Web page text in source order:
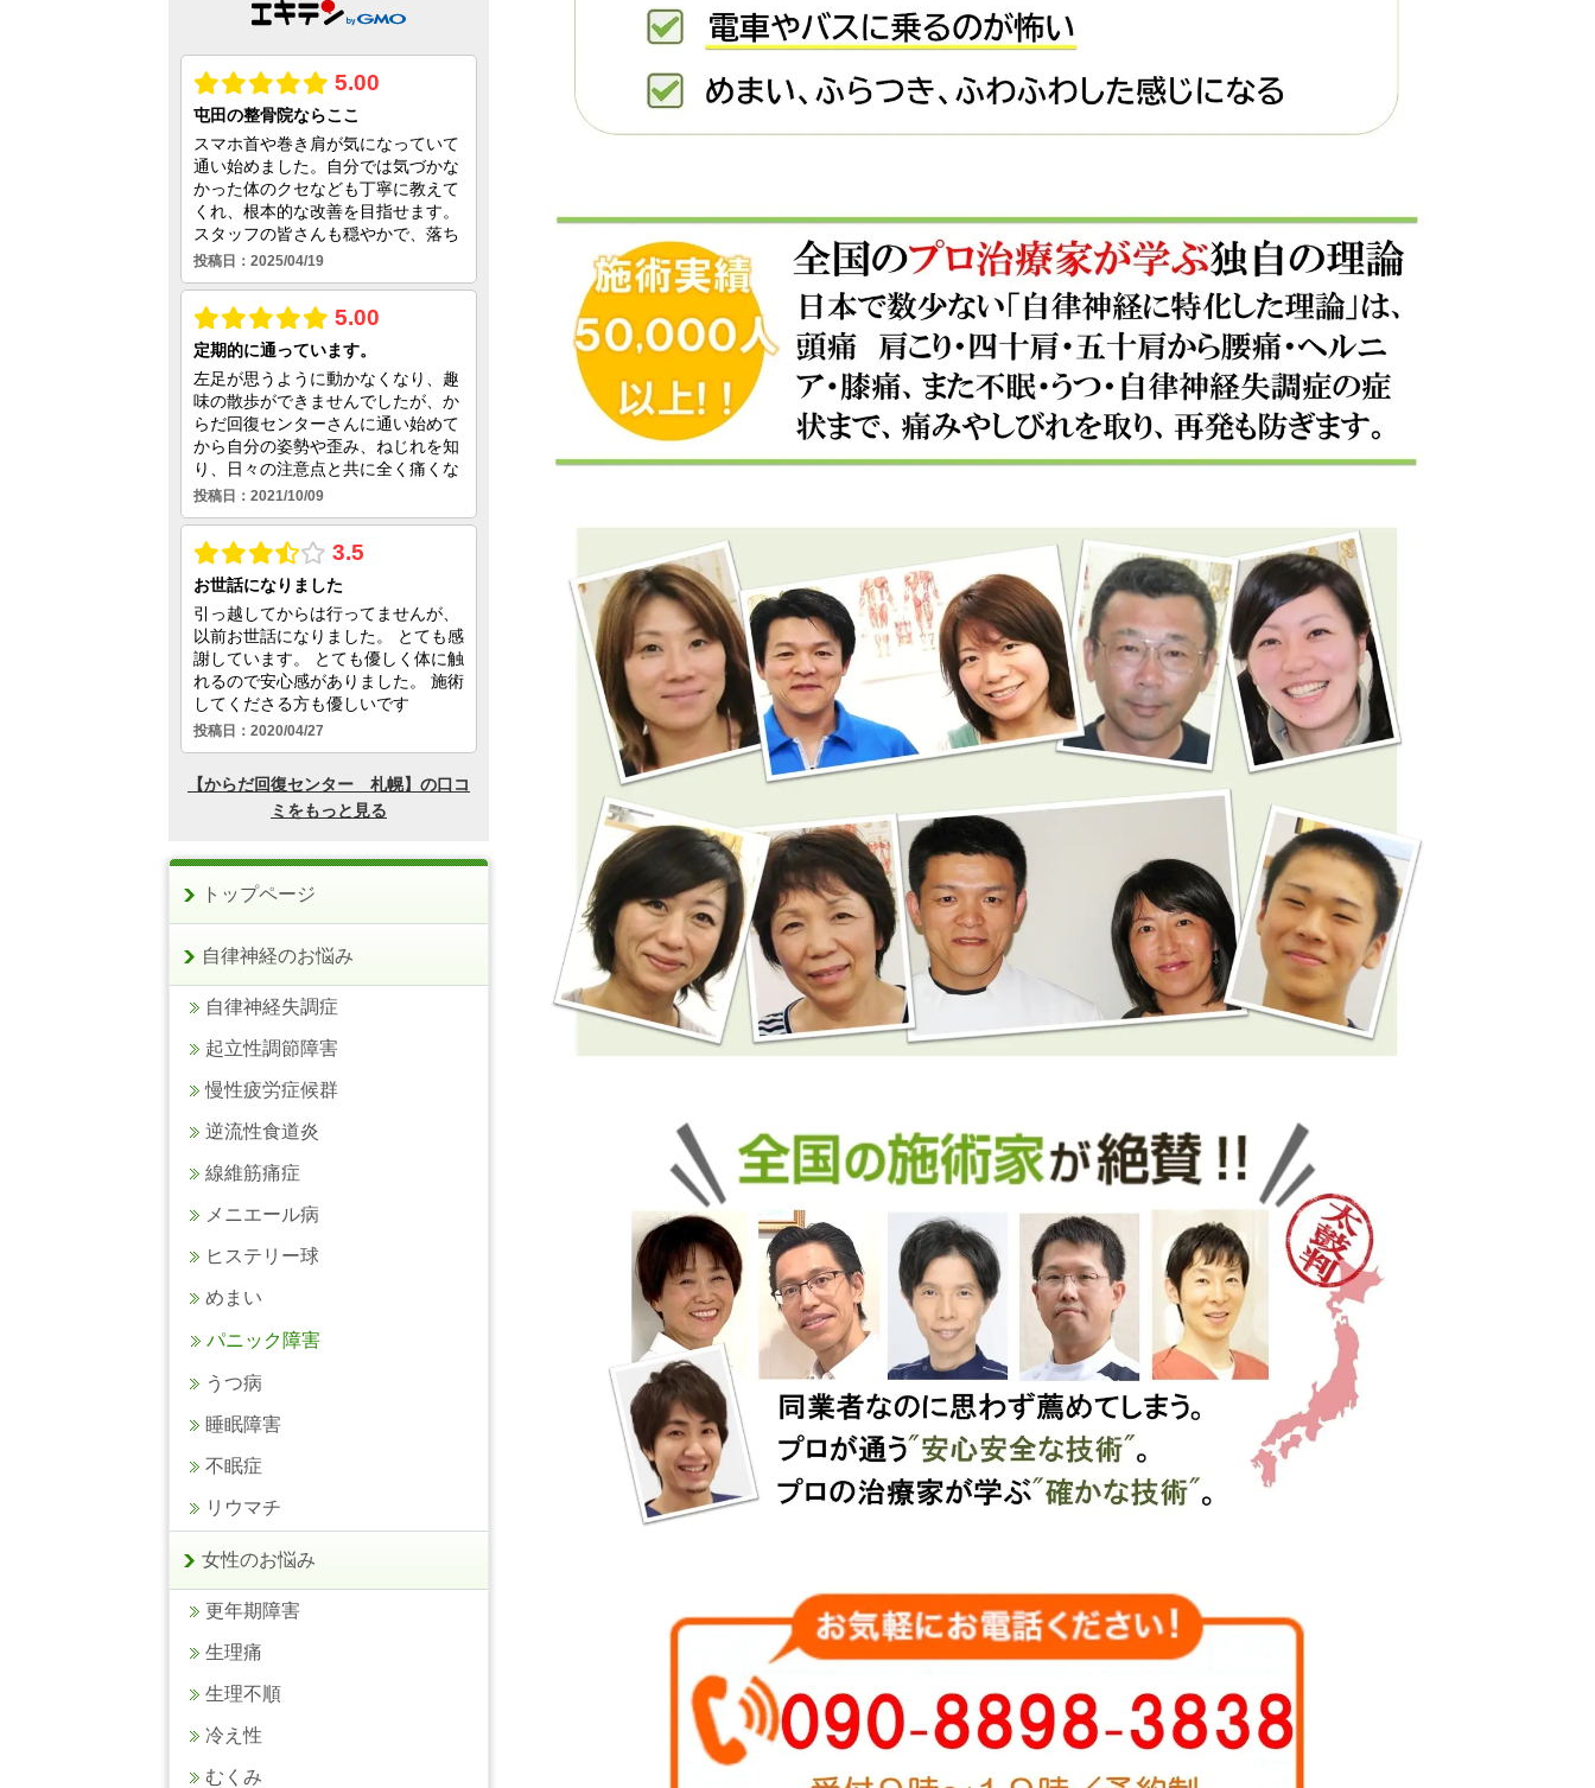
トップページ
自律神経のお悩み
自律神経失調症
起立性調節障害
慢性疲労症候群
逆流性食道炎
線維筋痛症
メニエール病
ヒステリー球
めまい
パニック障害
うつ病
睡眠障害
不眠症
リウマチ
女性のお悩み
更年期障害
生理痛
生理不順
冷え性
むくみ